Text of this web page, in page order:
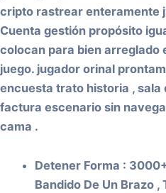
cripto rastrear enteramente
Cuenta gestión propósito
colocan para bien
juego. jugador orinal
encuesta trato historia , sala
factura escenario sin
cama .
Detener Forma :
Bandido De Un Brazo ,